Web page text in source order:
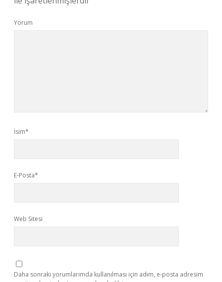
Yorum
İsim*
E-Posta*
Web Sitesi
Daha sonraki yorumlarımda kullanılması için adım, e-posta adresim